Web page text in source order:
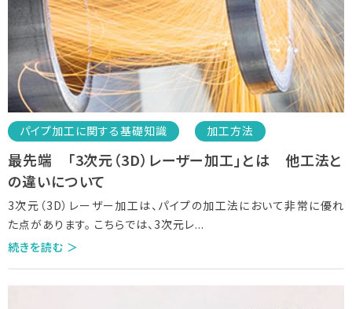
パイプ加工に関する基礎知識 加工方法
最先端 「3次元（3D）レーザー加工」とは 他工法と
の違いについて
3次元（3D）レーザー加工は、パイプの加工法において非常に優れ
た点があります。 こちらでは、3次元レ...
続きを読む ＞